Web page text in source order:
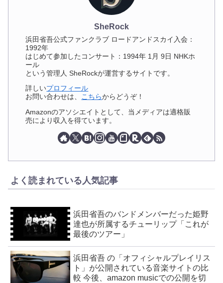
SheRock
浜田省吾公式ファンクラブ ロードアンドスカイ入会：
1992年
はじめて参加したコンサート：1994年 1月 9日 NHKホ
ール
という管理人 SheRockが運営するサイトです。
詳しいプロフィール
お問い合わせは、 こちらからどうぞ！
Amazonのアソシエイトとして、当メディアは適格販
売により収入を得ています。
よく読まれている人気記事
浜田省吾のバンドメンバーだった姫野
達也が所属するチューリップ「これが
最後のツアー」
浜田省吾 の「オフィシャルプレイリス
ト」が公開されている音楽サイトの比
較 今後、amazon musicでの公開を切